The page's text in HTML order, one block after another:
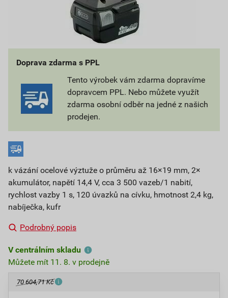
Doprava zdarma s PPL
Tento výrobek vám zdarma dopravíme
dopravcem PPL. Nebo můžete využít
zdarma osobní odběr na jedné z našich
prodejen.
k vázání ocelové výztuže o průměru až 16×19 mm, 2×
akumulátor, napětí 14,4 V, cca 3 500 vazeb/1 nabití,
rychlost vazby 1 s, 120 úvazků na cívku, hmotnost 2,4 kg,
nabíječka, kufr
Podrobný popis
V centrálním skladu
Můžete mít 11. 8. v prodejně
70 604,71 Kč